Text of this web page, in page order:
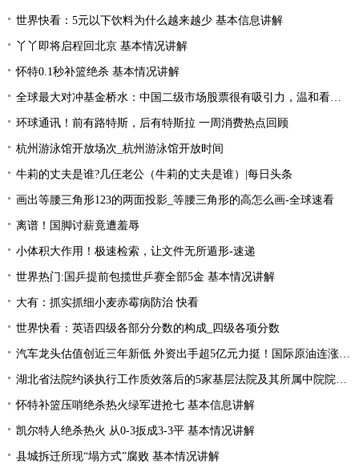
世界快看：5元以下饮料为什么越来越少 基本信息讲解
丫丫即将启程回北京 基本情况讲解
怀特0.1秒补篮绝杀 基本情况讲解
全球最大对冲基金桥水：中国二级市场股票很有吸引力，温和看多中国资产|全球简讯
环球通讯！前有路特斯，后有特斯拉 一周消费热点回顾
杭州游泳馆开放场次_杭州游泳馆开放时间
牛莉的丈夫是谁?几仼老公（牛莉的丈夫是谁）|每日头条
画出等腰三角形123的两面投影_等腰三角形的高怎么画-全球速看
离谱！国脚讨薪竟遭羞辱
小体积大作用！极速检索，让文件无所遁形-速递
世界热门:国乒提前包揽世乒赛全部5金 基本情况讲解
大有：抓实抓细小麦赤霉病防治 快看
世界快看：英语四级各部分分数的构成_四级各项分数
汽车龙头估值创近三年新低 外资出手超5亿元力挺！国际原油连涨两周 “聪明资金”加仓能源行业
湖北省法院约谈执行工作质效落后的5家基层法院及其所属中院院长|当前焦点
怀特补篮压哨绝杀热火绿军进抢七 基本信息讲解
凯尔特人绝杀热火 从0-3扳成3-3平 基本情况讲解
县城拆迁所现“塌方式”腐败 基本情况讲解